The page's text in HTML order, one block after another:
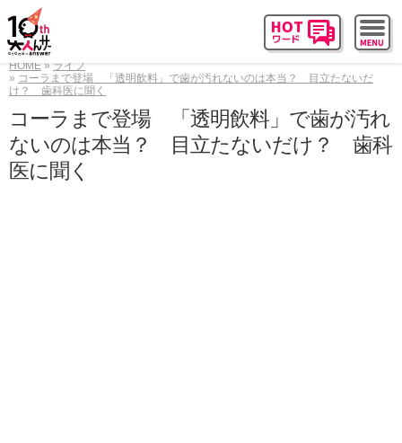
HOME
ライフ
コーラまで登場 「透明飲料」で歯が汚れないのは本当？ 目立たないだ
け？ 歯科医に聞く
コーラまで登場 「透明飲料」で歯が汚れ
ないのは本当？ 目立たないだけ？ 歯科
医に聞く